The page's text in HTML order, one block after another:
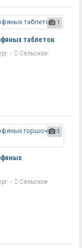
1
таблеток
-
Сельское
1
-
Сельское